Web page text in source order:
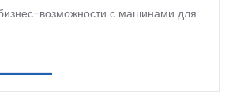
возможности с машинами для